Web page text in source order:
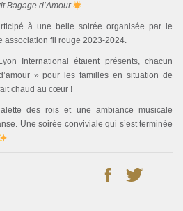
Bagage d’Amour
à une belle soirée organisée par le
association fil rouge 2023-2024.
International étaient présents, chacun
» pour les familles en situation de
chaud au cœur !
des rois et une ambiance musicale
Une soirée conviviale qui s’est terminée